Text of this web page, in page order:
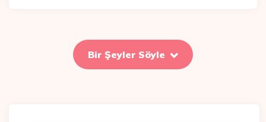
Bir Şeyler Söyle